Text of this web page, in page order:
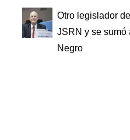
Otro legislador
JSRN y se sumó
Negro